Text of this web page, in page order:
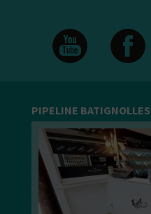
PIPELINE BATIGNOLLES